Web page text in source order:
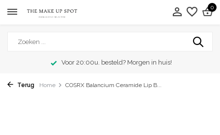
0
Voor 20:00u. besteld? Morgen in huis!
Terug Home COSRX Balancium Ceramide Lip B...